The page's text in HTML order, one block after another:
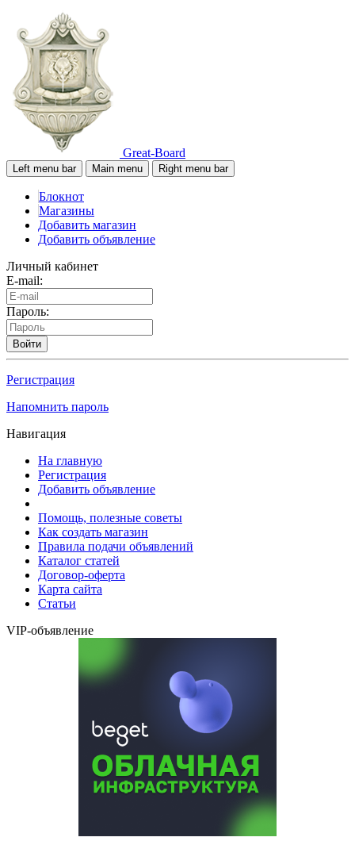
Great-Board
Left menu bar Main menu Right menu bar
Блокнот
Магазины
Добавить магазин
Добавить объявление
Личный кабинет
E-mail:
Пароль:
Войти
Регистрация
Напомнить пароль
Навигация
На главную
Регистрация
Добавить объявление
Помощь, полезные советы
Как создать магазин
Правила подачи объявлений
Каталог статей
Договор-оферта
Карта сайта
Статьи
VIP-объявление